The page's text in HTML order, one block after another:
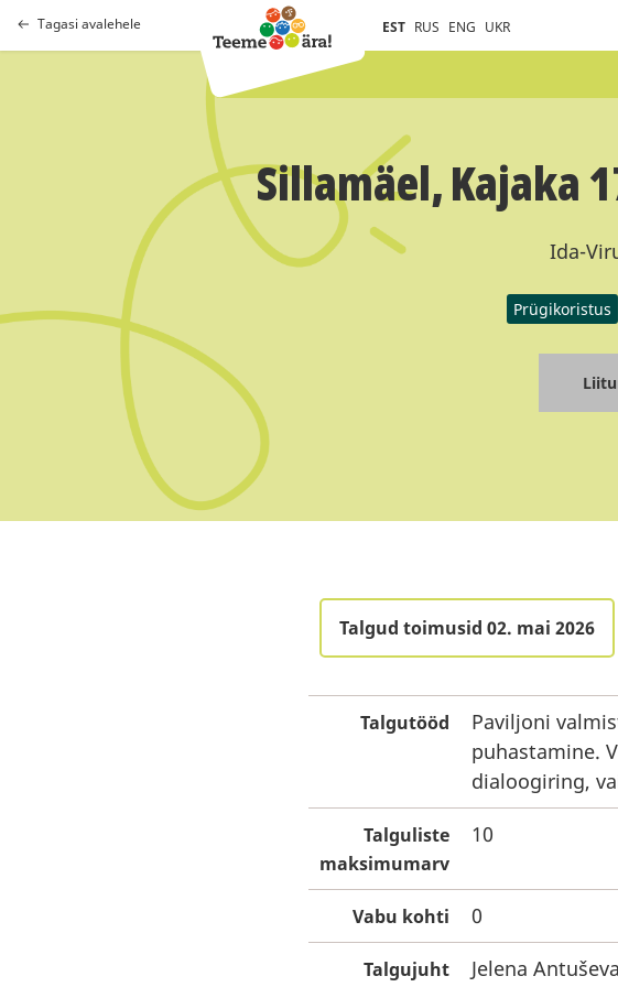
Tagasi avalehele EST RUS ENG UKR
Sillamäel, Kajaka
Ida-
Prügikoristus
Talgud toimusid 02. mai 2026
Talgutööd
Paviljoni
puhastamine.
dialoogiring,
Talguliste
maksimumarv
10
Vabu kohti 0
Talgujuht Jelena Antuševa